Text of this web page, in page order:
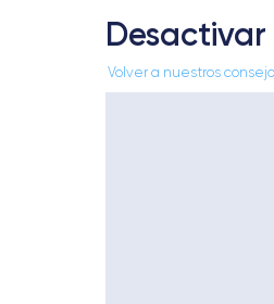
Desactivar
Volver a nuestros